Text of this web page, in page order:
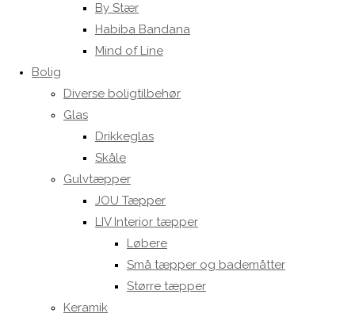
By Stær
Habiba Bandana
Mind of Line
Bolig
Diverse boligtilbehør
Glas
Drikkeglas
Skåle
Gulvtæpper
JOU Tæpper
LIV Interior tæpper
Løbere
Små tæpper og bademåtter
Større tæpper
Keramik